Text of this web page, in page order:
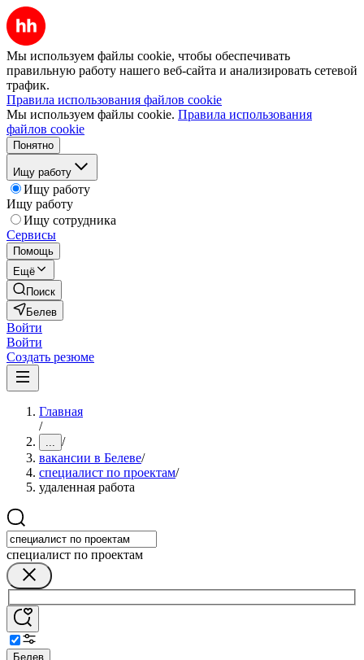
Мы используем файлы cookie, чтобы обеспечивать
правильную работу нашего веб-сайта и анализировать сетевой
трафик.
Правила использования файлов cookie
Мы используем файлы cookie. Правила использования
файлов cookie
Понятно
Ищу работу
Ищу работу
Ищу работу
Ищу сотрудника
Сервисы
Помощь
Ещё
Поиск
Белев
Войти
Войти
Создать резюме
Главная
/
... /
вакансии в Белеве/
специалист по проектам/
удаленная работа
специалист по проектам
Белев